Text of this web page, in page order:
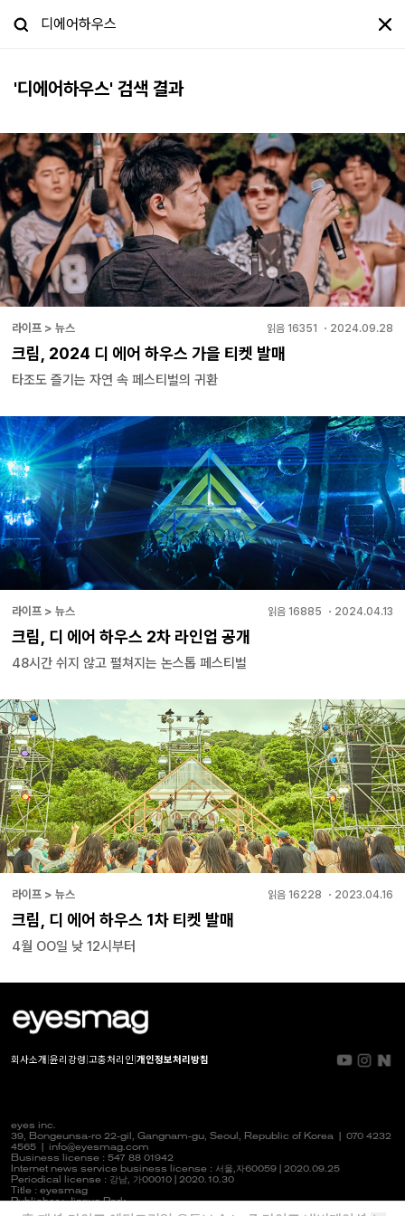
'디에어하우스' 검색 결과
라이프 > 뉴스 읽음 16351 ・ 2024.09.28
크림, 2024 디 에어 하우스 가을 티켓 발매
타조도 즐기는 자연 속 페스티벌의 귀환
라이프 > 뉴스 읽음 16885 ・ 2024.04.13
크림, 디 에어 하우스 2차 라인업 공개
48시간 쉬지 않고 펼쳐지는 논스톱 페스티벌
라이프 > 뉴스 읽음 16228 ・ 2023.04.16
크림, 디 에어 하우스 1차 티켓 발매
4월 OO일 낮 12시부터
회사소개 윤리강령 고충처리인 개인정보처리방침
eyes inc.
39, Bongeunsa-ro 22-gil, Gangnam-gu, Seoul, Republic of Korea | 070 4232
4565
info@eyesmag.com
Business license : 547 88 01942
Internet news service business license : 서울,자60059 | 2020.09.25
Periodical license : 강남, 가00010 | 2020.10.30
Title : eyesmag
Publisher : Jinpyo Park
News manager & Editorial officer : Youlim Heo